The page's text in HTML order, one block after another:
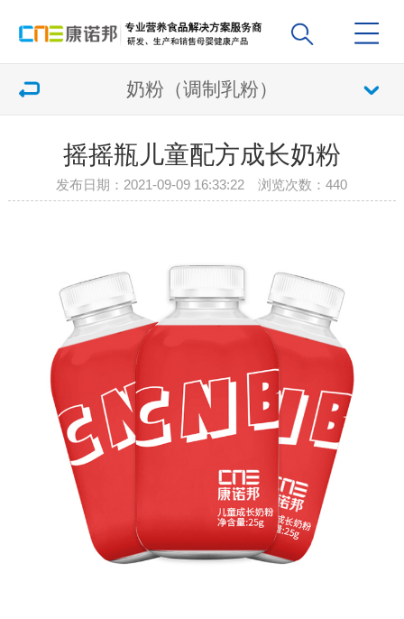
奶粉（调制乳粉）
摇摇瓶儿童配方成长奶粉
发布日期：2021-09-09 16:33:22 浏览次数：440